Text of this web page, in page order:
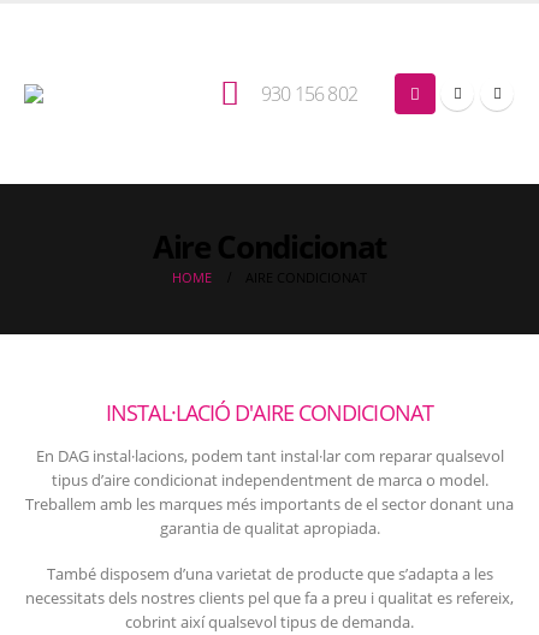
930 156 802
HOME
INSTAL·LACIÓ D'AIRE CONDICIONAT
En DAG instal·lacions, podem tant instal·lar com reparar qualsevol
tipus d’aire condicionat independentment de marca o model.
Treballem amb les marques més importants de el sector donant una
garantia de qualitat apropiada.
També disposem d’una varietat de producte que s’adapta a les
necessitats dels nostres clients pel que fa a preu i qualitat es refereix,
cobrint així qualsevol tipus de demanda.